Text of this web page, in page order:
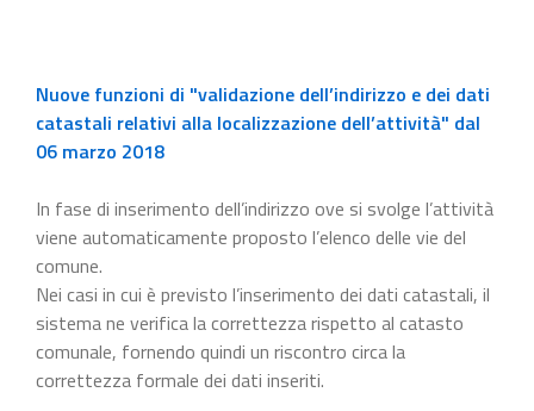
Nuove funzioni di "validazione dell’indirizzo e dei dati
catastali relativi alla localizzazione dell’attività" dal
06 marzo 2018
In fase di inserimento dell’indirizzo ove si svolge l’attività
viene automaticamente proposto l’elenco delle vie del
comune.
Nei casi in cui è previsto l’inserimento dei dati catastali, il
sistema ne verifica la correttezza rispetto al catasto
comunale, fornendo quindi un riscontro circa la
correttezza formale dei dati inseriti.